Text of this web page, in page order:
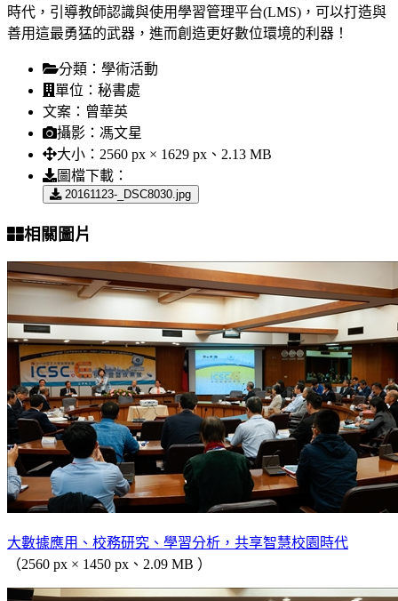
時代，引導教師認識與使用學習管理平台(LMS)，可以打造與
善用這最勇猛的武器，進而創造更好數位環境的利器！
分類： 學術活動
單位： 秘書處
文案： 曾華英
攝影： 馮文星
大小： 2560 px × 1629 px、2.13 MB
圖檔下載：
20161123-_DSC8030.jpg
相關圖片
大數據應用、校務研究、學習分析，共享智慧校園時代
（2560 px × 1450 px、2.09 MB ）